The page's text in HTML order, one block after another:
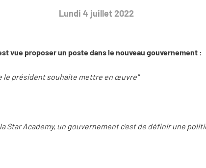
Lundi 4 juillet 2022
vue proposer un poste dans le nouveau gouvernement :
le président souhaite mettre en œuvre"
Star Academy, un gouvernement c'est de définir une